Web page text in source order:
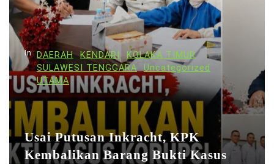
p
o
In DAERAH KENDARI
KOLAKA TIMUR
SULAWESI TENGGARA
Uncategorized
UTAMA
Usai Putusan Inkracht, KPK
Kembalikan Barang Bukti Kasus